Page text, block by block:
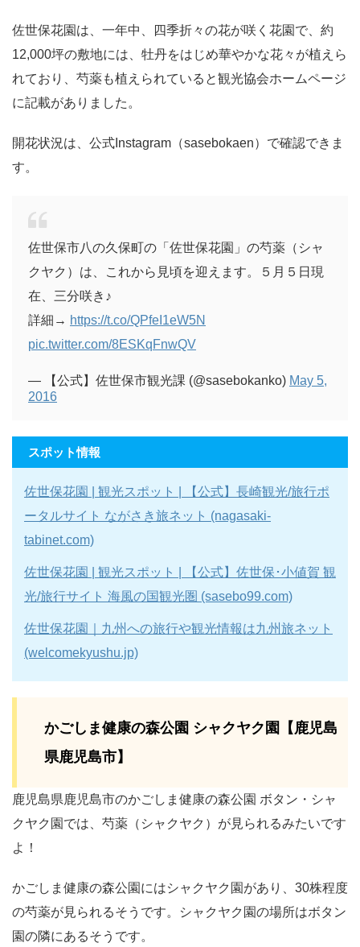
佐世保花園は、一年中、四季折々の花が咲く花園で、約
12,000坪の敷地には、牡丹をはじめ華やかな花々が植えら
れており、芍薬も植えられていると観光協会ホームページ
に記載がありました。
開花状況は、公式Instagram（sasebokaen）で確認できま
す。
佐世保市八の久保町の「佐世保花園」の芍薬（シャ
クヤク）は、これから見頃を迎えます。５月５日現
在、三分咲き♪
詳細→ https://t.co/QPfeI1eW5N
pic.twitter.com/8ESKqFnwQV
— 【公式】佐世保市観光課 (@sasebokanko) May 5,
2016
スポット情報
佐世保花園 | 観光スポット | 【公式】長崎観光/旅行ポ
ータルサイト ながさき旅ネット (nagasaki-
tabinet.com)
佐世保花園 | 観光スポット | 【公式】佐世保･小値賀 観
光/旅行サイト 海風の国観光圏 (sasebo99.com)
佐世保花園｜九州への旅行や観光情報は九州旅ネット
(welcomekyushu.jp)
かごしま健康の森公園 シャクヤク園【鹿児島
県鹿児島市】
鹿児島県鹿児島市のかごしま健康の森公園 ボタン・シャ
クヤク園では、芍薬（シャクヤク）が見られるみたいです
よ！
かごしま健康の森公園にはシャクヤク園があり、30株程度
の芍薬が見られるそうです。シャクヤク園の場所はボタン
園の隣にあるそうです。